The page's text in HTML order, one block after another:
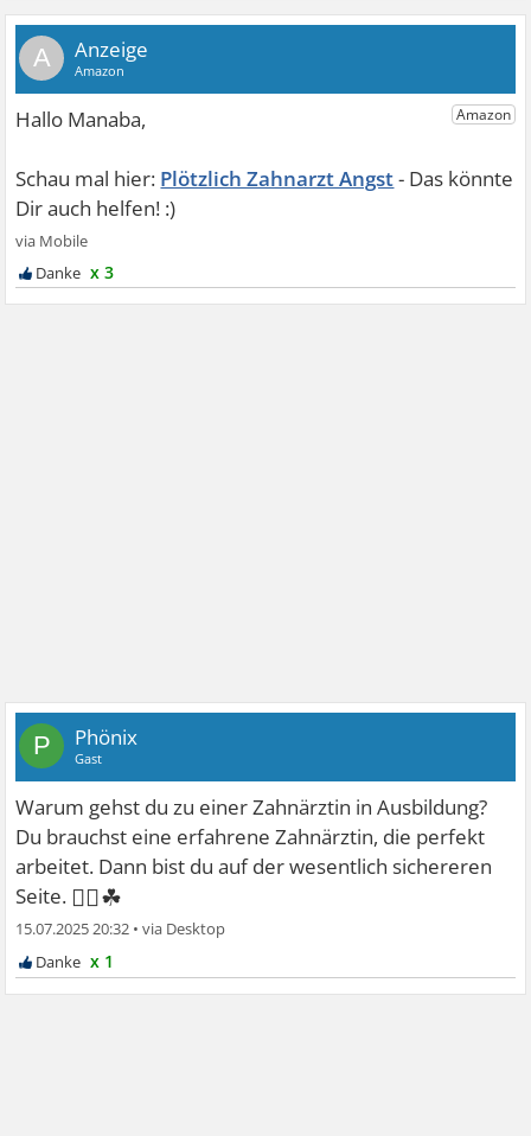
A
Plötzlich Zahnarzt Angst
x 3
P Phönix
Gast
Warum gehst du zu einer Zahnärztin in Ausbildung?
Du brauchst eine erfahrene Zahnärztin, die perfekt
arbeitet. Dann bist du auf der wesentlich sichereren
Seite. 👍🏻☘
15.07.2025 20:32 •
x 1